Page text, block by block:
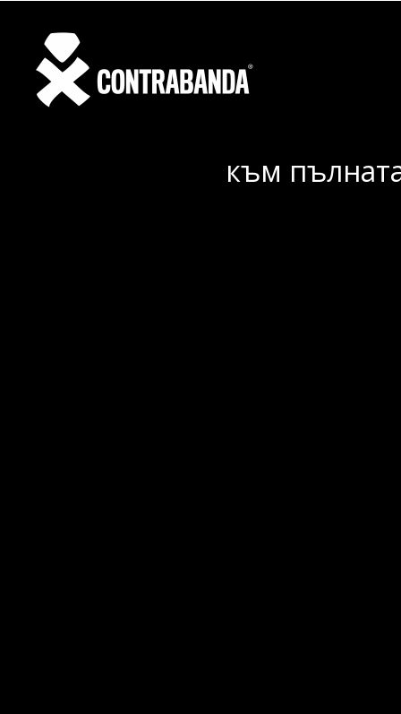
към